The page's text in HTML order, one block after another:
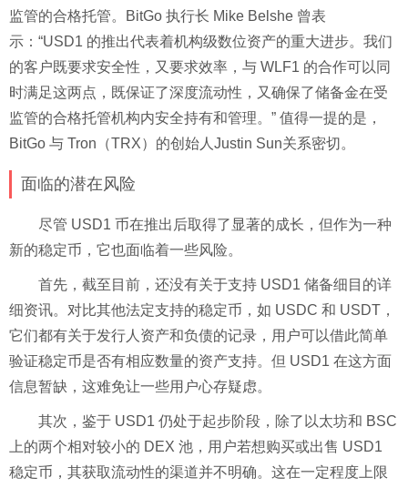
监管的合格托管。BitGo 执行长 Mike Belshe 曾表
示：“USD1 的推出代表着机构级数位资产的重大进步。我们
的客户既要求安全性，又要求效率，与 WLF1 的合作可以同
时满足这两点，既保证了深度流动性，又确保了储备金在受
监管的合格托管机构内安全持有和管理。” 值得一提的是，
BitGo 与 Tron（TRX）的创始人Justin Sun关系密切。
面临的潜在风险
尽管 USD1 币在推出后取得了显著的成长，但作为一种
新的稳定币，它也面临着一些风险。
首先，截至目前，还没有关于支持 USD1 储备细目的详
细资讯。对比其他法定支持的稳定币，如 USDC 和 USDT，
它们都有关于发行人资产和负债的记录，用户可以借此简单
验证稳定币是否有相应数量的资产支持。但 USD1 在这方面
信息暂缺，这难免让一些用户心存疑虑。
其次，鉴于 USD1 仍处于起步阶段，除了以太坊和 BSC
上的两个相对较小的 DEX 池，用户若想购买或出售 USD1
稳定币，其获取流动性的渠道并不明确。这在一定程度上限